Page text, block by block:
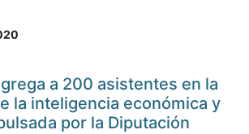
a 200 asistentes en la
la inteligencia económica y
por la Diputación